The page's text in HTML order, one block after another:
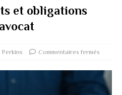
et obligations
Commentaires fermés